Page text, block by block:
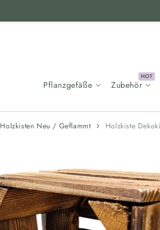
Pflanzgefäße Zubehör
Holzkisten Neu / Geflammt Holzkiste